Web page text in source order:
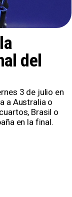
del
3 de julio en
a Australia o
Brasil o
en la final.